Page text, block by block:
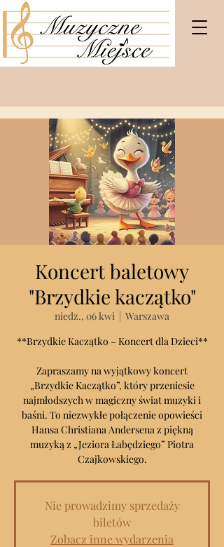
Koncert baletowy
"Brzydkie kaczątko"
niedz., 06 kwi
  |
Warszawa
**Brzydkie Kaczątko – Koncert dla Dzieci**
Zapraszamy na wyjątkowy koncert
„Brzydkie Kaczątko”, który przeniesie
najmłodszych w magiczny świat muzyki i
baśni. To niezwykłe połączenie opowieści
Hansa Christiana Andersena z piękną
muzyką z „Jeziora Łabędziego” Piotra
Czajkowskiego.
Nie prowadzimy sprzedaży
biletów
Zobacz inne wydarzenia